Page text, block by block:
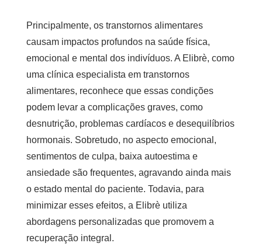
Principalmente, os transtornos alimentares
causam impactos profundos na saúde física,
emocional e mental dos indivíduos. A Elibrè, como
uma clínica especialista em transtornos
alimentares, reconhece que essas condições
podem levar a complicações graves, como
desnutrição, problemas cardíacos e desequilíbrios
hormonais. Sobretudo, no aspecto emocional,
sentimentos de culpa, baixa autoestima e
ansiedade são frequentes, agravando ainda mais
o estado mental do paciente. Todavia, para
minimizar esses efeitos, a Elibrè utiliza
abordagens personalizadas que promovem a
recuperação integral.